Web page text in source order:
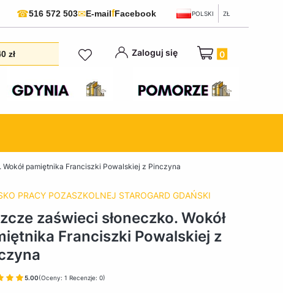
☎516 572 503✉E-mailfFacebook POLSKI ZŁ
zł Zaloguj się Produkty w
pamiętnika Franciszki Powalskiej z Pinczyna
PRACY POZASZKOLNEJ STAROGARD GDAŃSKI
zaświeci słoneczko. Wokół
Franciszki Powalskiej z
5.00(Oceny: 1 Recenzje: 0)